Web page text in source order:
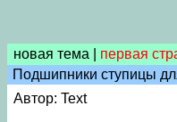
новая тема первая
Подшипники ступицы
Автор: Text